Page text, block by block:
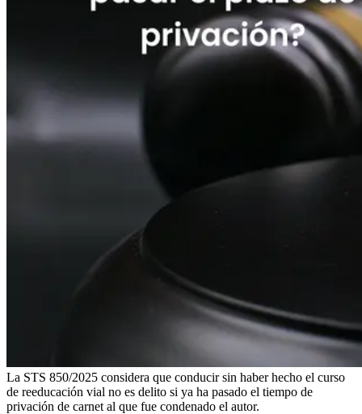
La STS 850/2025 considera que conducir sin haber hecho el curso
de reeducación vial no es delito si ya ha pasado el tiempo de
privación de carnet al que fue condenado el autor.